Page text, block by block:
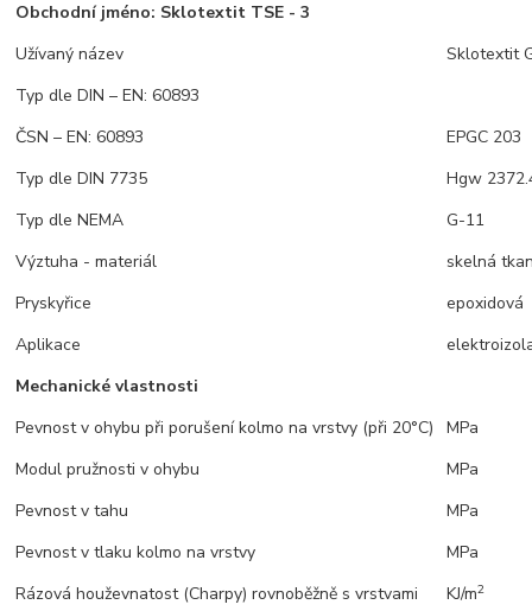
Obchodní jméno: Sklotextit TSE - 3
Užívaný název
Sklotextit
Typ dle DIN – EN: 60893
ČSN – EN: 60893
EPGC 203
Typ dle DIN 7735
Hgw
Typ dle NEMA
G-11
Výztuha - materiál
skelná
Pryskyřice
epoxidová
Aplikace
Mechanické vlastnosti
Pevnost v ohybu při porušení kolmo na vrstvy (při 20°C)
MPa
Modul pružnosti v ohybu
MPa
Pevnost v tahu
MPa
Pevnost v tlaku kolmo na vrstvy
MPa
Rázová houževnatost (Charpy) rovnoběžně s vrstvami
KJ/m2